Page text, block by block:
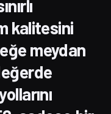
kalitesini
meydan